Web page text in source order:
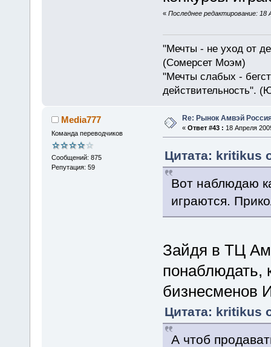
« Последнее редактирование: 18
"Мечты - не уход от
(Сомерсет Моэм)
"Мечты слабых -
действительность".
Media777
Команда переводчиков
Сообщений: 875
Репутация: 59
Re: Рынок Амвэй
« Ответ #43 : 18 Апреля
Цитата: kritikus
Вот наблюдаю
играются.
Зайдя в ТЦ
понаблюдать,
бизнесменов
Цитата: kritikus
А чтоб